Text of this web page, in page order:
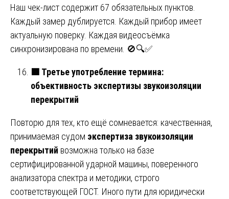
Наш чек-лист содержит 67 обязательных пунктов.
Каждый замер дублируется. Каждый прибор имеет
актуальную поверку. Каждая видеосъёмка
синхронизирована по времени. 🚫🔍✅
🟩 Третье употребление термина:
объективность экспертизы звукоизоляции
перекрытий
Повторю для тех, кто ещё сомневается: качественная,
принимаемая судом экспертиза звукоизоляции
перекрытий возможна только на базе
сертифицированной ударной машины, поверенного
анализатора спектра и методики, строго
соответствующей ГОСТ. Иного пути для юридически